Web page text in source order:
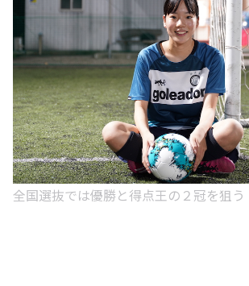
全国選抜では優勝と得点王の２冠を狙う